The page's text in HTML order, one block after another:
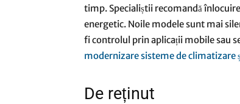
timp. Specialiștii recomandă
energetic. Noile modele sunt mai
fi controlul prin aplicații mobile sau
modernizare sisteme de climatizare
De reținut